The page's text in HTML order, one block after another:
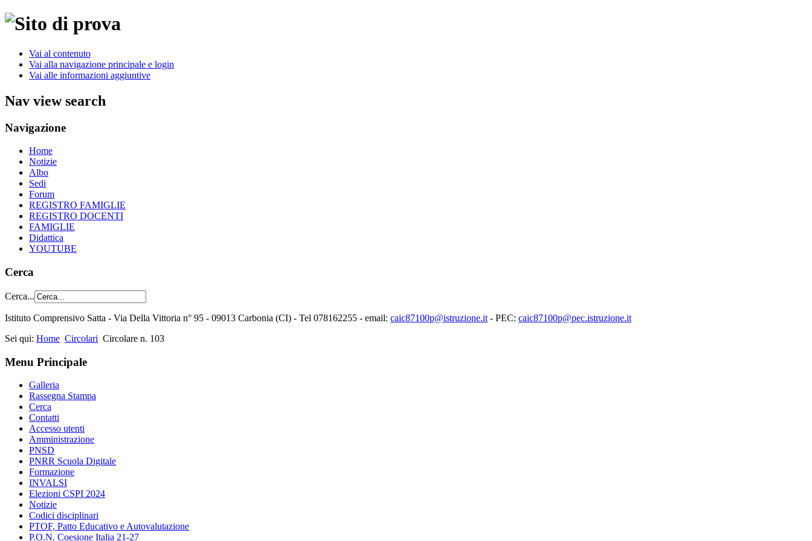
Vai al contenuto
Vai alla navigazione principale e login
Vai alle informazioni aggiuntive
Nav view search
Navigazione
Home
Notizie
Albo
Sedi
Forum
REGISTRO FAMIGLIE
REGISTRO DOCENTI
FAMIGLIE
Didattica
YOUTUBE
Cerca
Cerca...
Istituto Comprensivo Satta - Via Della Vittoria n° 95 - 09013 Carbonia (CI) - Tel 078162255 - email: caic87100p@istruzione.it - PEC: caic87100p@pec.istruzione.it
Sei qui: Home Circolari Circolare n. 103
Menu Principale
Galleria
Rassegna Stampa
Cerca
Contatti
Accesso utenti
Amministrazione
PNSD
PNRR Scuola Digitale
Formazione
INVALSI
Elezioni CSPI 2024
Notizie
Codici disciplinari
PTOF, Patto Educativo e Autovalutazione
P.O.N. Coesione Italia 21-27